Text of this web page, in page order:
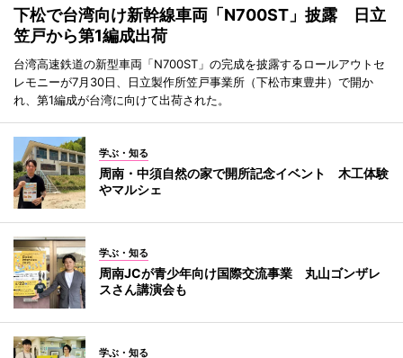
下松で台湾向け新幹線車両「N700ST」披露 日立
笠戸から第1編成出荷
台湾高速鉄道の新型車両「N700ST」の完成を披露するロールアウトセ
レモニーが7月30日、日立製作所笠戸事業所（下松市東豊井）で開か
れ、第1編成が台湾に向けて出荷された。
学ぶ・知る
周南・中須自然の家で開所記念イベント 木工体験
やマルシェ
学ぶ・知る
周南JCが青少年向け国際交流事業 丸山ゴンザレ
スさん講演会も
学ぶ・知る